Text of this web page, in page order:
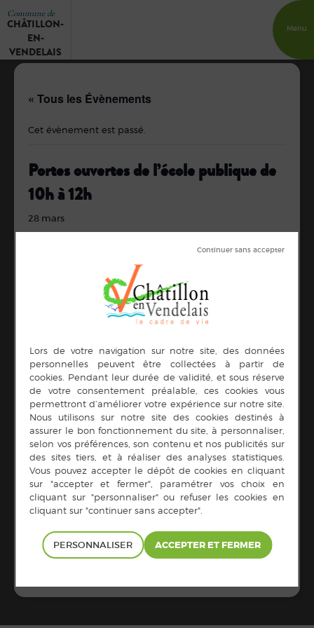
Commune de
CHÂTILLON-
EN-
VENDELAIS
Menu
« Tous les Évènements
Cet évènement est passé.
Portes ouvertes de l’école publique de
10h à 12h
28 mars
LIEU
Ecole du Rocher Inoguen
6 impasse de l'ancien château
Châtillon-en-Vendelais, 35210 France + Google Map
Téléphone
02.99.76.16.05
Ecole du Rocher
Inoguen
Téléphone
Voir le site Organisateur
Brico 13h30
médiathèque
EXPO PHOTOS de Pierre
mars à 11h30 dans le hall de la
médiathèque
PERSONNALISER